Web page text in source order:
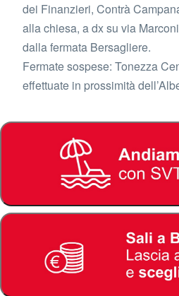
dei Finanzieri, Contrà
alla chiesa, a dx su via
dalla fermata Bersagliere.
Fermate sospese: Tonezza
effettuate in prossimità